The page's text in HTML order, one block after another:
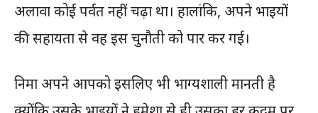
अलावा कोई पर्वत नहीं चढ़ा था। हालांकि, अपने भाइयों
की सहायता से वह इस चुनौती को पार कर गई।
निमा अपने आपको इसलिए भी भाग्यशाली मानती है